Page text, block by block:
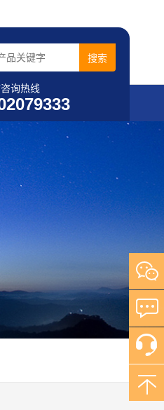
询热线